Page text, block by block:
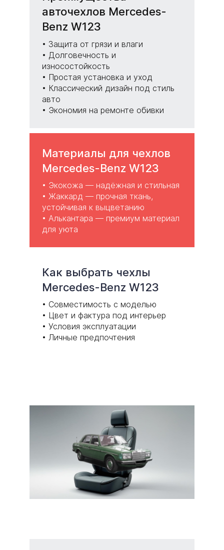
авточехлов Mercedes-
Benz W123
• Защита от грязи и влаги
• Долговечность и
износостойкость
• Простая установка и уход
• Классический дизайн под стиль
авто
• Экономия на ремонте обивки
Материалы для чехлов
Mercedes-Benz W123
• Экокожа — надёжная и стильная
• Жаккард — прочная ткань,
устойчивая к выцветанию
• Алькантара — премиум материал
для уюта
Как выбрать чехлы
Mercedes-Benz W123
• Совместимость с моделью
• Цвет и фактура под интерьер
• Условия эксплуатации
• Личные предпочтения
Чехлы на сиденья
Mercedes-Benz W123
(Мерседес 123)
Стильные чехлы для
Mercedes W123 — защита
и комфорт.